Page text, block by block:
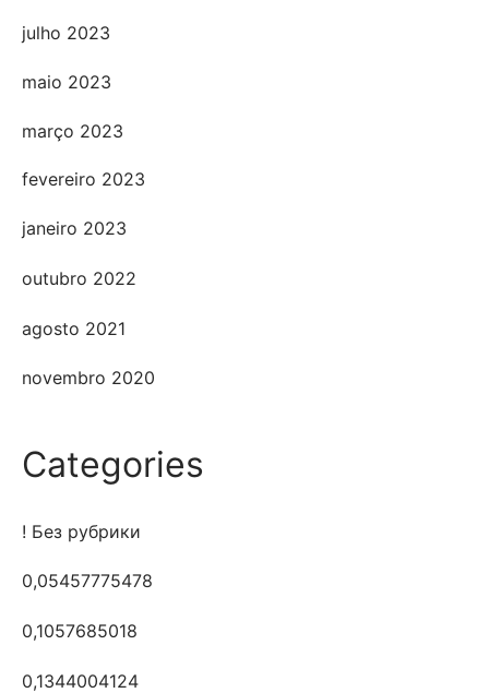
julho 2023
maio 2023
março 2023
fevereiro 2023
janeiro 2023
outubro 2022
agosto 2021
novembro 2020
Categories
! Без рубрики
0,05457775478
0,1057685018
0,1344004124